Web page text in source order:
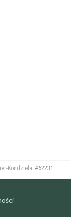
Kondziela #62231